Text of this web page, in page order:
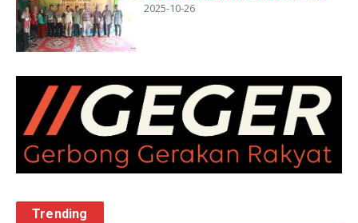
2025-10-26
Trending